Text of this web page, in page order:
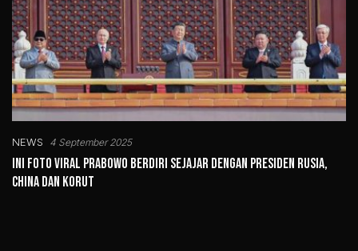
NEWS 4 September 2025
Ini Foto Viral Prabowo Berdiri Sejajar dengan Presiden Rusia,
China dan Korut